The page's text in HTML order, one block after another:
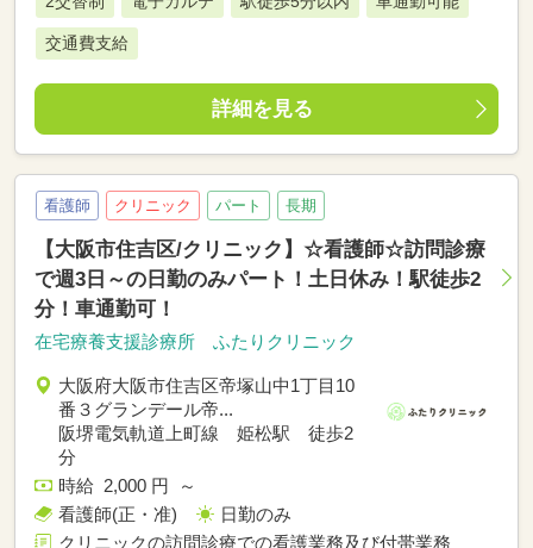
交通費支給
詳細を見る
看護師 クリニック パート 長期
【大阪市住吉区/クリニック】☆看護師☆訪問診療
で週3日～の日勤のみパート！土日休み！駅徒歩2
分！車通勤可！
在宅療養支援診療所 ふたりクリニック
大阪府大阪市住吉区帝塚山中1丁目10
番３グランデール帝...
阪堺電気軌道上町線 姫松駅 徒歩2
分
時給 2,000 円 ～
看護師(正・准)
日勤のみ
クリニックの訪問診療での看護業務及び付帯業務